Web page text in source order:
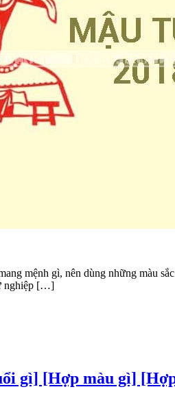
mệnh gì, nên dùng những màu
nghiệp […]
gì] [Hợp màu gì]